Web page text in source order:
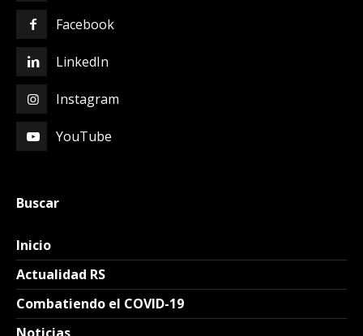
Facebook
LinkedIn
Instagram
YouTube
Buscar
Inicio
Actualidad RS
Combatiendo el COVID-19